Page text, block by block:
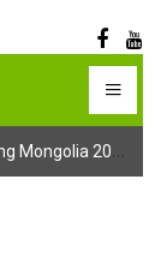
Digitalization in mining Mongolia 2025 арга хэмжээний бүртгэл эхэллээ